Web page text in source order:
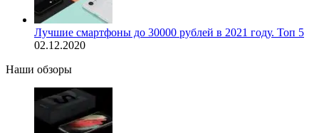
Лучшие смартфоны до 30000 рублей в 2021 году. Топ 5
02.12.2020
Наши обзоры